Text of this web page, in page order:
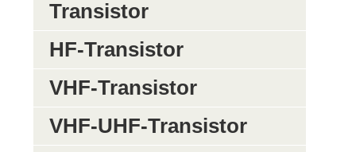
Transistor
HF-Transistor
VHF-Transistor
VHF-UHF-Transistor